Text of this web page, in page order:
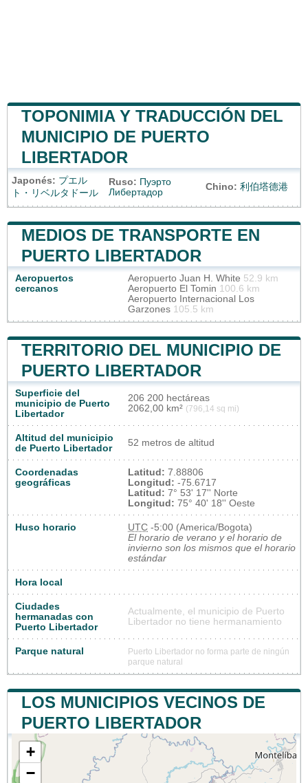
TOPONIMIA Y TRADUCCIÓN DEL
MUNICIPIO DE PUERTO
LIBERTADOR
Japonés: プエル
ト・リベルタドール
Ruso: Пуэрто
Либертадор
Chino: 利伯塔德港
MEDIOS DE TRANSPORTE EN
PUERTO LIBERTADOR
Aeropuertos
cercanos
Aeropuerto Juan H. White 52.9 km
Aeropuerto El Tomin 100.6 km
Aeropuerto Internacional Los
Garzones 105.5 km
TERRITORIO DEL MUNICIPIO DE
PUERTO LIBERTADOR
Superficie del
municipio de Puerto
Libertador
206 200 hectáreas
2062,00 km² (796,14 sq mi)
Altitud del municipio
de Puerto Libertador
52 metros de altitud
Coordenadas
geográficas
Latitud: 7.88806
Longitud: -75.6717
Latitud: 7° 53' 17'' Norte
Longitud: 75° 40' 18'' Oeste
Huso horario UTC -5:00 (America/Bogota)
El horario de verano y el horario de
invierno son los mismos que el horario
estándar
Hora local
Ciudades
hermanadas con
Puerto Libertador
Actualmente, el municipio de Puerto
Libertador no tiene hermanamiento
Parque natural
Puerto Libertador no forma parte de ningún
parque natural
LOS MUNICIPIOS VECINOS DE
PUERTO LIBERTADOR
+
−